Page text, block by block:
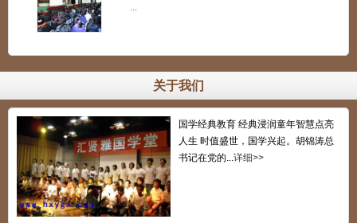
关于我们
国学经典教育 经典浸润童年智慧点亮
人生 时值盛世，国学兴起。胡锦涛总
书记在党的... 详细>>